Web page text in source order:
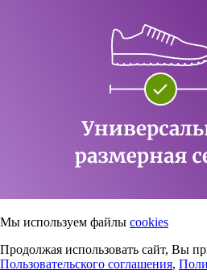
Мы используем файлы cookies
Продолжая использовать сайт, Вы
Пользовательского соглашения,